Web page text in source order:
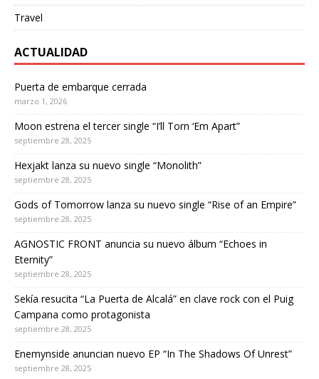
Travel
ACTUALIDAD
Puerta de embarque cerrada
marzo 1, 2026
Moon estrena el tercer single “I’ll Torn ‘Em Apart”
septiembre 28, 2025
Hexjakt lanza su nuevo single “Monolith”
septiembre 28, 2025
Gods of Tomorrow lanza su nuevo single “Rise of an Empire”
septiembre 28, 2025
AGNOSTIC FRONT anuncia su nuevo álbum “Echoes in
Eternity”
septiembre 28, 2025
Sekía resucita “La Puerta de Alcalá” en clave rock con el Puig
Campana como protagonista
septiembre 28, 2025
Enemynside anuncian nuevo EP “In The Shadows Of Unrest”
septiembre 28, 2025